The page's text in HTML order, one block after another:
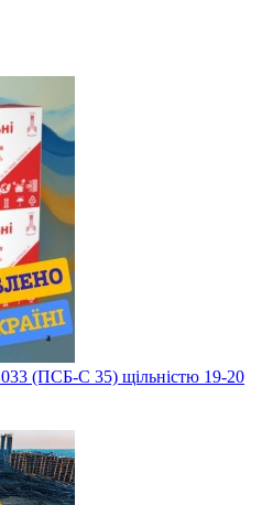
(ПСБ-С 35) щільністю 19-20